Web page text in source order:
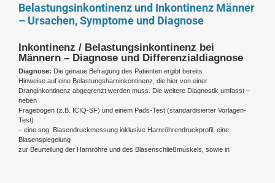
Belastungsinkontinenz und Inkontinenz Männer
– Ursachen, Symptome und Diagnose
Inkontinenz / Belastungsinkontinenz bei
Männern – Diagnose und Differenzialdiagnose
Diagnose: Die genaue Befragung des Patienten ergibt bereits
Hinweise auf eine Belastungsharninkontinenz, die hier von einer
Dranginkontinenz abgegrenzt werden muss. Die weitere Diagnostik umfasst –
neben
Fragebögen (z.B. ICIQ-SF) und einem Pads-Test (standardisierter Vorlagen-
Test)
– eine sog. Blasendruckmessung inklusive Harnröhrendruckprofil, eine
Blasenspiegelung
zur Beurteilung der Harnröhre und des Blasenschließmuskels, sowie in